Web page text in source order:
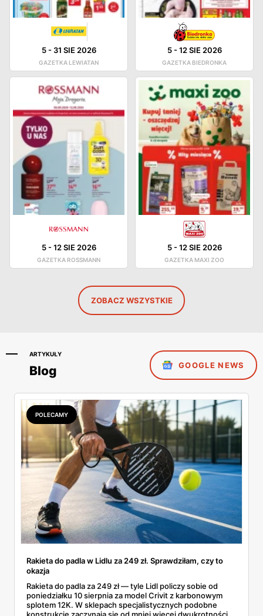
5- 31 SIE 2026
GAZETKA LEWIATAN
5-12 SIE 2026
GAZETKA BIEDRONKA
5-12 SIE 2026
GAZETKA ROSSMANN
5-12 SIE 2026
GAZETKA MAXI ZOO
ZOBACZ WSZYSTKIE
ARTYKUŁY
Blog GOOGLE NEWS
POLECAMY
Rakieta do padla w Lidlu za 249 zł. Sprawdziłam, czy to
okazja
Rakieta do padla za 249 zł — tyle Lidl policzy sobie od
poniedziałku 10 sierpnia za model Crivit z karbonowym
splotem 12K. W sklepach specjalistycznych podobne